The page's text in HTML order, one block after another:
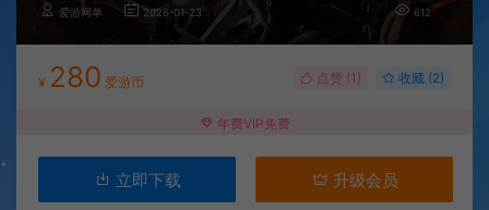
爱游网单 2026-01-23 612
¥ 280 爱游币 点赞 (1 ) 收藏 (2)
年费VIP免费
立即下载 升级会员